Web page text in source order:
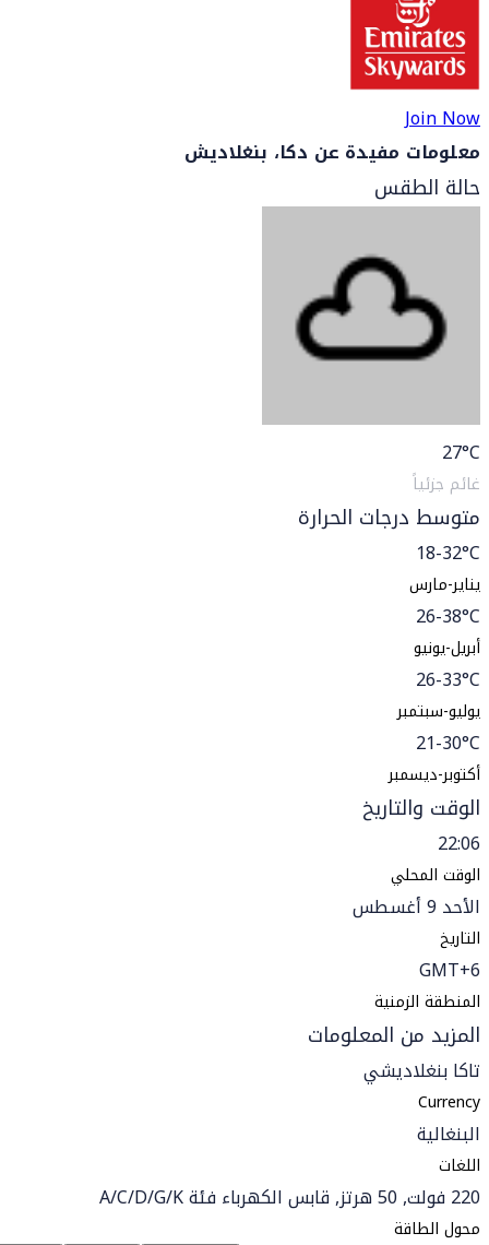
Join Now
معلومات مفيدة عن دكا، بنغلاديش
حالة الطقس
27°C
غائم جزئياً
متوسط درجات الحرارة
18-32°C
يناير-مارس
26-38°C
أبريل-يونيو
26-33°C
يوليو-سبتمبر
21-30°C
أكتوبر-ديسمبر
الوقت والتاريخ
22:06
الوقت المحلي
الأحد 9 أغسطس
التاريخ
GMT+6
المنطقة الزمنية
المزيد من المعلومات
تاكا بنغلاديشي
Currency
البنغالية
اللغات
220 فولت, 50 هرتز, قابس الكهرباء فئة A/C/D/G/K
محول الطاقة